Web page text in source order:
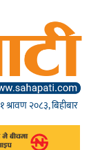
श्रावण २०८३, बिहीबार